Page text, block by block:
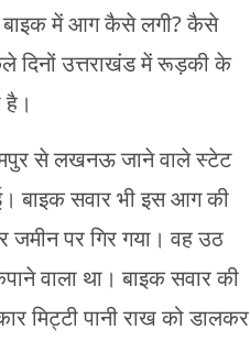
बाइक में आग कैसे लगी? कैसे
दिनों उत्तराखंड में रूड़की के
से लखनऊ जाने वाले स्टेट
बाइक सवार भी इस आग की
पर गिर गया। वह उठ
वाला था। बाइक सवार की
मिट्टी पानी राख को डालकर